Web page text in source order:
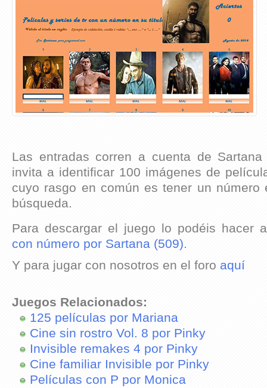
Las entradas corren a cuenta de
invita a identificar 100 imágenes de
cuyo rasgo en común es tener un número
búsqueda.
Para descargar el juego lo podéis hacer
con número por Sartana (509).
Y para jugar con nosotros en el foro aquí
Juegos Relacionados:
125 películas por Mariana
Cine sin rostro Vol. 8 por Pinky
Invisible remakes 4 por Pinky
Cine familiar Invisible por Pinky
Películas con P por Monica